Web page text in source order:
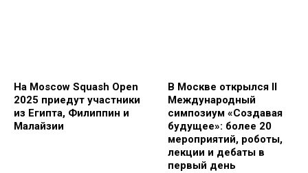
На Moscow Squash Open
2025 приедут участники
из Египта, Филиппин и
Малайзии
В Москве открылся II
Международный
симпозиум «Создавая
будущее»: более 20
мероприятий, роботы,
лекции и дебаты в
первый день